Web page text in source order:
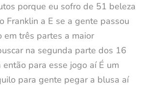
porque eu sofro de 51 beleza
Franklin a E se a gente passou
em três partes a maior
na segunda parte dos 16
para esse jogo aí É um
para gente pegar a blusa aí